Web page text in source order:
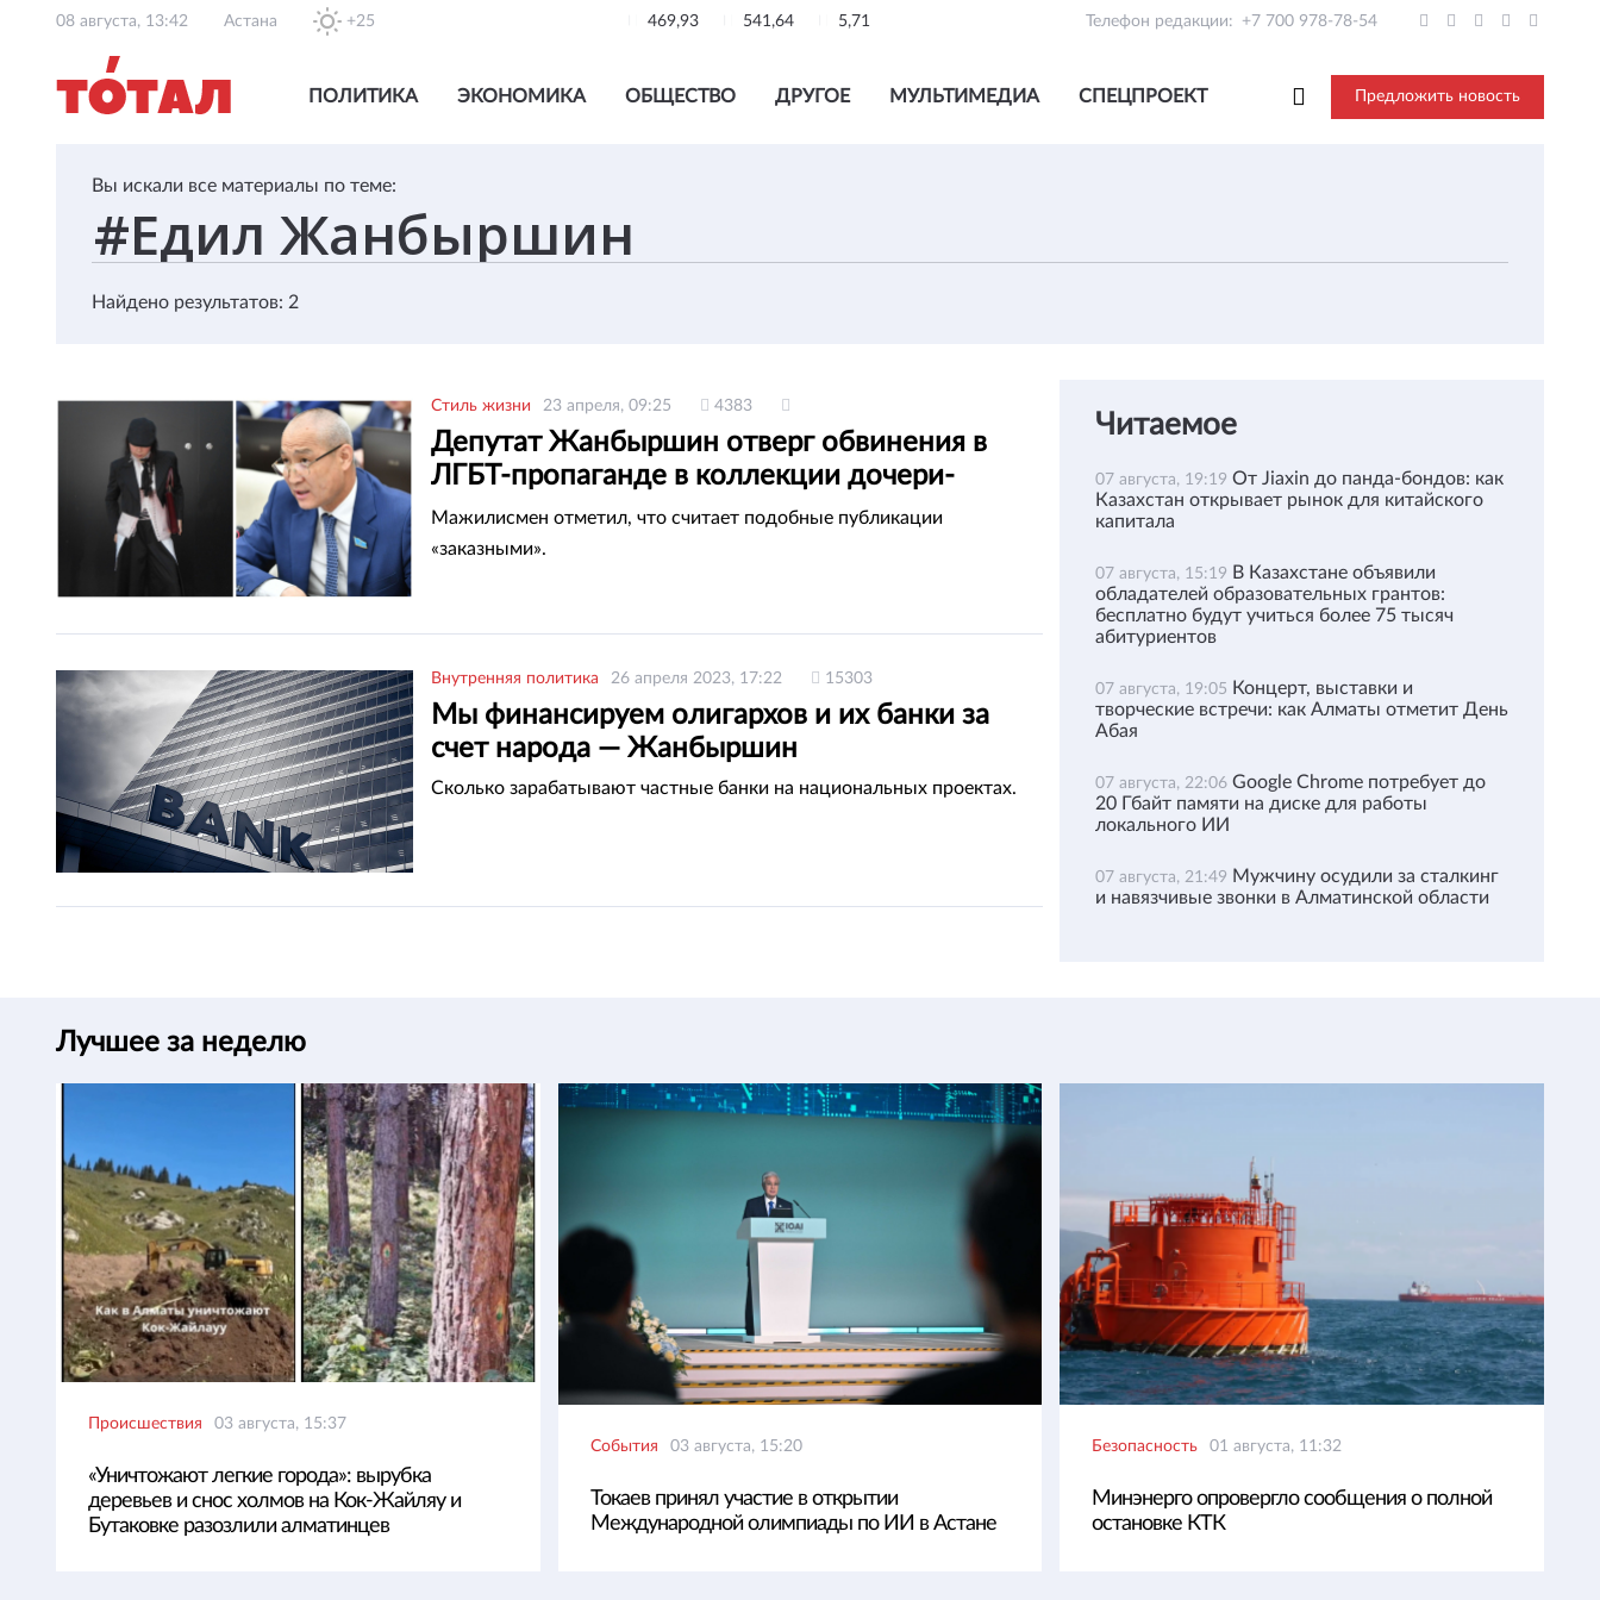
08 августа, 13:42 Астана +25 469,93 541,64 5,71 Телефон редакции: +7 700 978-78-54
ПОЛИТИКА ЭКОНОМИКА ОБЩЕСТВО ДРУГОЕ МУЛЬТИМЕДИА СПЕЦПРОЕКТ Предложить новость
Вы искали все материалы по теме:
Найдено результатов: 2
Стиль жизни 23 апреля, 09:25 4383
Депутат Жанбыршин отверг обвинения в
ЛГБТ-пропаганде в коллекции дочери-
дизайнера
Мажилисмен отметил, что считает подобные публикации
«заказными».
Внутренняя политика 26 апреля 2023, 17:22 15303
Мы финансируем олигархов и их банки за
счет народа — Жанбыршин
Сколько зарабатывают частные банки на национальных проектах.
Читаемое
07 августа, 19:19 От Jiaxin до панда-бондов: как
Казахстан открывает рынок для китайского
капитала
07 августа, 15:19 В Казахстане объявили
обладателей образовательных грантов:
бесплатно будут учиться более 75 тысяч
абитуриентов
07 августа, 19:05 Концерт, выставки и
творческие встречи: как Алматы отметит День
Абая
07 августа, 22:06 Google Chrome потребует до
20 Гбайт памяти на диске для работы
локального ИИ
07 августа, 21:49 Мужчину осудили за сталкинг
и навязчивые звонки в Алматинской области
Лучшее за неделю
Происшествия 03 августа, 15:37
«Уничтожают легкие города»: вырубка
деревьев и снос холмов на Кок-Жайляу и
Бутаковке разозлили алматинцев
События 03 августа, 15:20
Токаев принял участие в открытии
Международной олимпиады по ИИ в Астане
Безопасность 01 августа, 11:32
Минэнерго опровергло сообщения о полной
остановке КТК